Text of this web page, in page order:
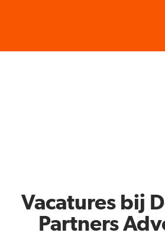
Vacatures bij
Partners